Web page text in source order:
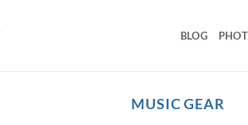
BLOG
MUSIC GEAR